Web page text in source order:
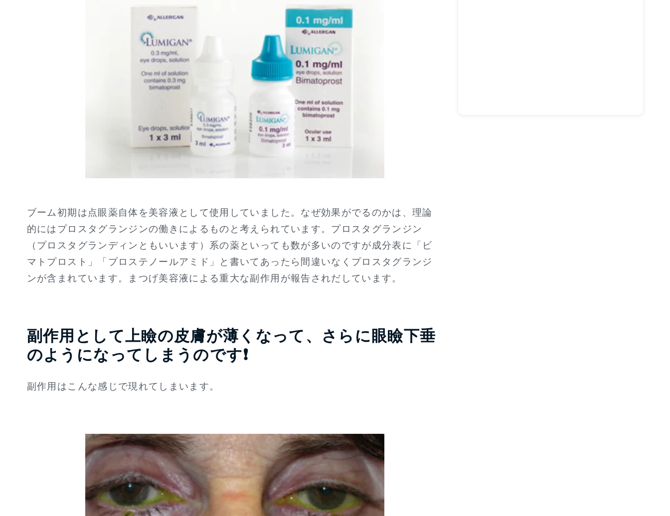
ブーム初期は点眼薬自体を美容液として使用していました。なぜ効果がでるのかは、理論
的にはプロスタグランジンの働きによるものと考えられています。プロスタグランジン
（プロスタグランディンともいいます）系の薬といっても数が多いのですが成分表に「ビ
マトプロスト」「プロステノールアミド」と書いてあったら間違いなくプロスタグランジ
ンが含まれています。まつげ美容液による重大な副作用が報告されだしています。
副作用として上瞼の皮膚が薄くなって、さらに眼瞼下垂
のようになってしまうのです❗
副作用はこんな感じで現れてしまいます。